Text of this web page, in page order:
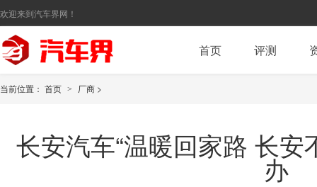
欢迎来到汽车界网！
首页 评测
当前位置： 首页 > 厂商 >
长安汽车“温暖回家路 长安
办